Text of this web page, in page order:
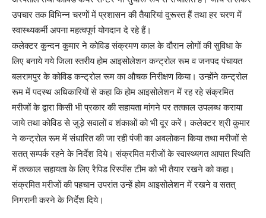
उपचार तक विभिन्न चरणों में प्रशासन की तैयारियां दुरूस्त हैं तथा हर चरण में
स्वास्थ्यकर्मी अपना महत्वपूर्ण योगदान दे रहे हैं।
कलेक्टर कुन्दन कुमार ने कोविड संक्रमण काल के दौरान लोगों की सुविधा के
लिए बनाये गये जिला स्तरीय होम आइसोलेशन कन्ट्रोल रूम व जनपद पंचायत
बलरामपुर के कोविड कन्ट्रोल रूम का औचक निरीक्षण किया। उन्होंने कन्ट्रोल
रूम में पदस्थ अधिकारियों से कहा कि होम आइसोलेशन में रह रहे संक्रमित
मरीजों के द्वारा किसी भी प्रकार की सहायता मांगने पर तत्काल उपलब्ध कराया
जाये तथा कोविड से जुड़े सवालों व शंकाओं को भी दूर करें। कलेक्टर श्री कुमार
ने कन्ट्रोल रूम में संधारित की जा रही पंजी का अवलोकन किया तथा मरीजों से
सतत् सम्पर्क रहने के निर्देश दिये। संक्रमित मरीजों के स्वास्थ्यगत आपात स्थिति
में तत्काल सहायता के लिए रैपिड रिस्पाँस टीम को भी तैयार रखने को कहा।
संक्रमित मरीजों की पहचान उपरांत उन्हें होम आइसोलेशन में रखने व सतत्
निगरानी करने के निर्देश दिये।